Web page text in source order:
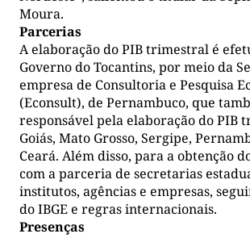
Moura.
Parcerias
A elaboração do PIB trimestral é
Governo do Tocantins, por meio da
empresa de Consultoria e Pesquisa
(Econsult), de Pernambuco, que
responsável pela elaboração do PIB
Goiás, Mato Grosso, Sergipe,
Ceará. Além disso, para a obtenção
com a parceria de secretarias
institutos, agências e empresas,
do IBGE e regras internacionais.
Presenças